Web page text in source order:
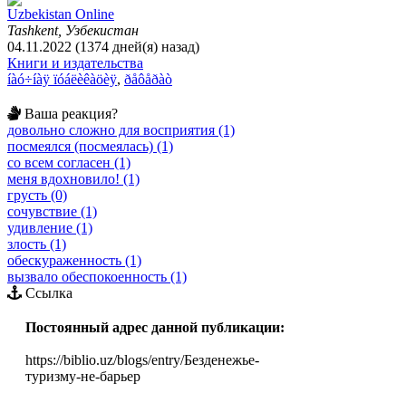
Uzbekistan Online
Tashkent, Узбекистан
04.11.2022 (1374 дней(я) назад)
Книги и издательства
íàó÷íàÿ ïóáëèêàöèÿ, ðåôåðàò
Ваша реакция?
довольно сложно для восприятия (1)
посмеялся (посмеялась) (1)
со всем согласен (1)
меня вдохновило! (1)
грусть (0)
сочувствие (1)
удивление (1)
злость (1)
обескураженность (1)
вызвало обеспокоенность (1)
Ссылка
Постоянный адрес данной публикации:
https://biblio.uz/blogs/entry/Безденежье-
туризму-не-барьер